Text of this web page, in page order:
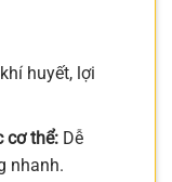
huyết, lợi
cơ thể:Dễ
nhanh.